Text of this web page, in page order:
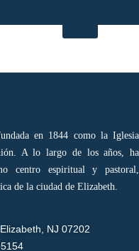
en 1844 como la Iglesia
A lo largo de los años, ha
centro espiritual y pastoral,
de la ciudad de Elizabeth.
NJ 07202